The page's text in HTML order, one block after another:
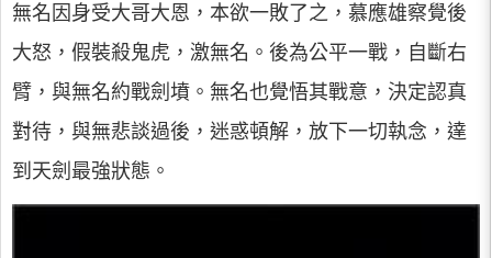
無名因身受大哥大恩，本欲一敗了之，慕應雄察覺後
大怒，假裝殺鬼虎，激無名。後為公平一戰，自斷右
臂，與無名約戰劍墳。無名也覺悟其戰意，決定認真
對待，與無悲談過後，迷惑頓解，放下一切執念，達
到天劍最強狀態。